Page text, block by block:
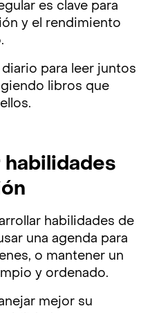
es clave para
y el rendimiento
para leer juntos
libros que
habilidades
habilidades de
una agenda para
o mantener un
y ordenado.
mejor su